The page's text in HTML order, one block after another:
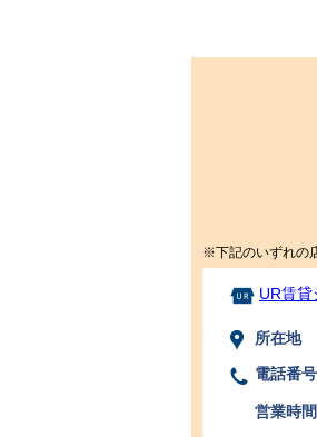
※下記のいずれの
UR賃
所在地
電話番号
営業時間